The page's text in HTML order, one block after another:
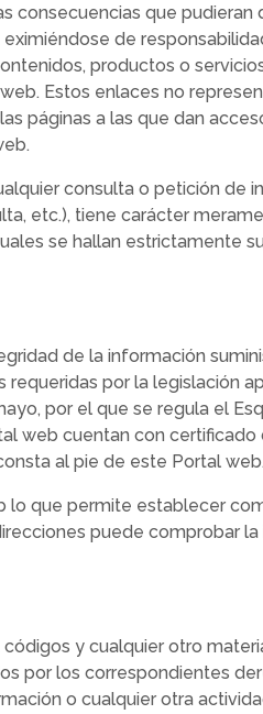
consecuencias que pudieran
de
productos o
Estos enlaces no
páginas a las que dan
consulta o petición de
etc.), tiene carácter
se hallan estrictamente
de la información
por la legislación
por el que se regula el
web cuentan con
al pie de este Portal web.
que permite establecer
puede comprobar
y cualquier otro
por los correspondientes
o cualquier otra